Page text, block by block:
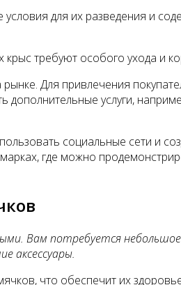
для их разведения и
требуют особого ухода и
Для привлечения
услуги,
социальные сети и
где можно
Вам потребуется
аксессуары.
что обеспечит их